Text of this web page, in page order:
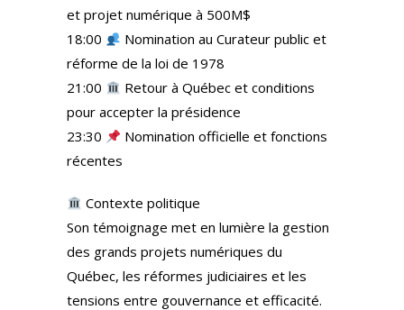
et projet numérique à 500M$
18:00
Nomination au Curateur public et
réforme de la loi de 1978
21:00
Retour à Québec et conditions
pour accepter la présidence
23:30
Nomination officielle et fonctions
récentes
Contexte politique
Son témoignage met en lumière la gestion
des grands projets numériques du
Québec, les réformes judiciaires et les
tensions entre gouvernance et efficacité.